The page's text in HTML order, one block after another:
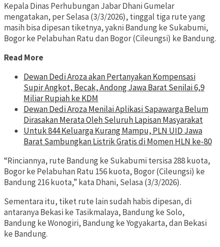
Kepala Dinas Perhubungan Jabar Dhani Gumelar
mengatakan, per Selasa (3/3/2026), tinggal tiga rute yang
masih bisa dipesan tiketnya, yakni Bandung ke Sukabumi,
Bogor ke Pelabuhan Ratu dan Bogor (Cileungsi) ke Bandung.
Read More
Dewan Dedi Aroza akan Pertanyakan Kompensasi
Supir Angkot, Becak, Andong Jawa Barat Senilai 6,9
Miliar Rupiah ke KDM
Dewan Dedi Aroza Menilai Aplikasi Sapawarga Belum
Dirasakan Merata Oleh Seluruh Lapisan Masyarakat
Untuk 844 Keluarga Kurang Mampu, PLN UID Jawa
Barat Sambungkan Listrik Gratis di Momen HLN ke-80
“Rinciannya, rute Bandung ke Sukabumi tersisa 288 kuota,
Bogor ke Pelabuhan Ratu 156 kuota, Bogor (Cileungsi) ke
Bandung 216 kuota,” kata Dhani, Selasa (3/3/2026).
Sementara itu, tiket rute lain sudah habis dipesan, di
antaranya Bekasi ke Tasikmalaya, Bandung ke Solo,
Bandung ke Wonogiri, Bandung ke Yogyakarta, dan Bekasi
ke Bandung.